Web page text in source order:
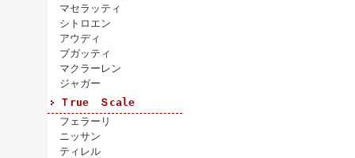
マセラッティ
シトロエン
アウディ
ブガッティ
マクラーレン
ジャガー
Ｔrue Ｓcale
フェラーリ
ニッサン
ティレル